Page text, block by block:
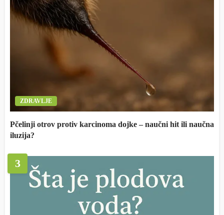
ZDRAVLJE
Pčelinji otrov protiv karcinoma dojke – naučni hit ili naučna
iluzija?
3